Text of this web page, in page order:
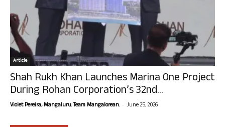
Article
Shah Rukh Khan Launches Marina One Project
During Rohan Corporation’s 32nd...
Violet Pereira, Mangaluru. Team Mangalorean. - June 25, 2026